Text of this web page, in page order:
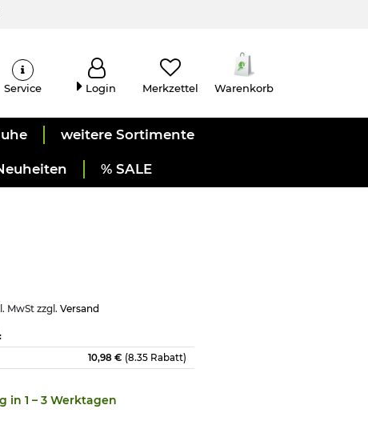
Service Login Merkzettel Warenkorb
weitere Sortimente
% SALE
MwSt zzgl. Versand
10,98 € (8.35 Rabatt)
in 1 – 3 Werktagen